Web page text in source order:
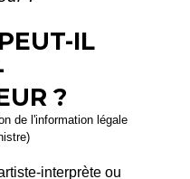
IL
?
de l'information légale
interprète ou